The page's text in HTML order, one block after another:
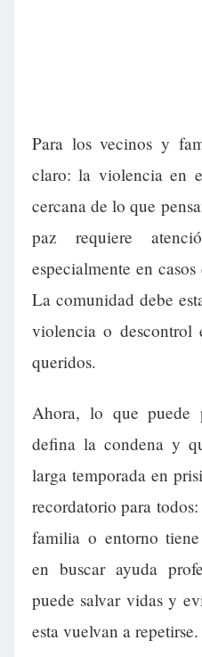
Para los vecinos y
claro: la violencia en
cercana de lo que
paz requiere
especialmente en
La comunidad debe
violencia o descontrol
queridos.
Ahora, lo que puede
defina la condena y
larga temporada en
recordatorio para
familia o entorno
en buscar ayuda
puede salvar vidas y
esta vuelvan a repetirse.